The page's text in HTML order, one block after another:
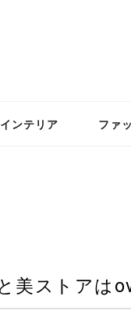
インテリア ファ
美ストアは